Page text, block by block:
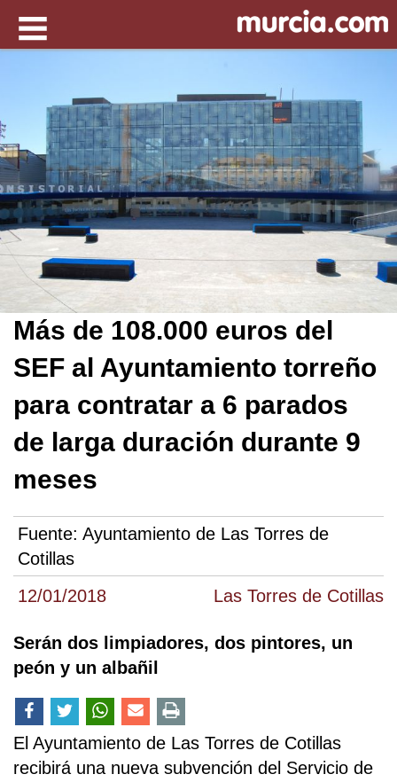
12/01/2018 Las Torres de Cotillas
Más de 108.000 euros del
SEF al Ayuntamiento torreño
para contratar a 6 parados
de larga duración durante 9
meses
Fuente: Ayuntamiento de Las Torres de
Cotillas
Serán dos limpiadores, dos pintores, un
peón y un albañil
El Ayuntamiento de Las Torres de Cotillas
recibirá una nueva subvención del Servicio de